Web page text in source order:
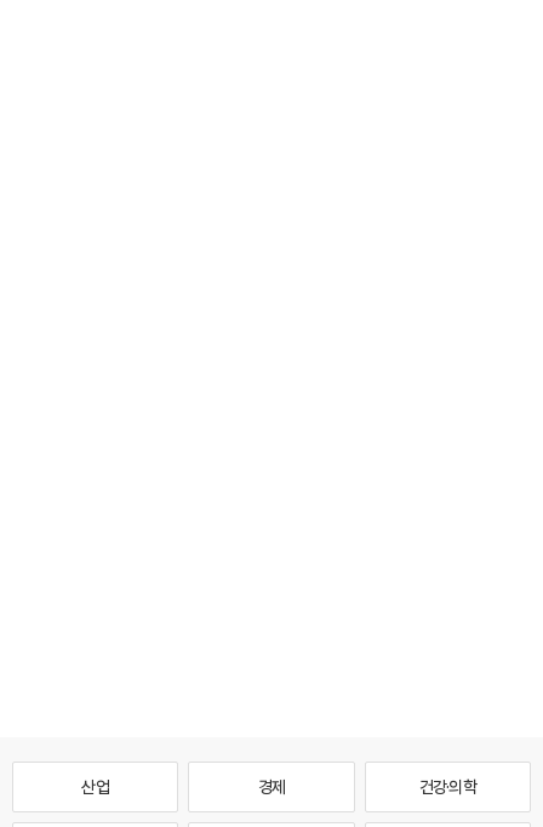
산업 경제 건강·의학